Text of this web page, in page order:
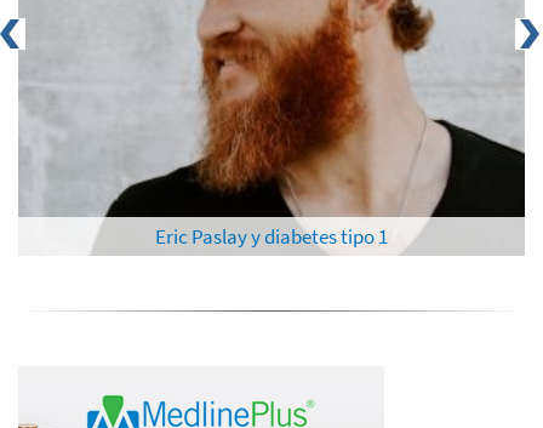
Eric Paslay y diabetes tipo 1